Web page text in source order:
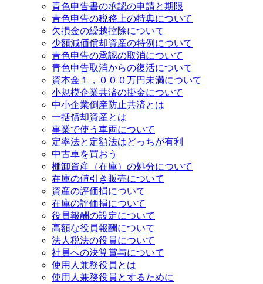
青色申告書の承認の申請と期限
青色申告の税務上の特典について
欠損金の繰越控除について
少額減価償却資産の特例について
青色申告の承認の取消について
青色申告取消からの復活について
資本金１，０００万円未満について
小規模企業共済の掛金について
中小企業倒産防止共済とは
一括償却資産とは
事業で使う車両について
定率法と定額法はどっちが有利
中古車を買おう
棚卸資産（在庫）の処分について
在庫の値引き販売について
資産の評価損について
在庫の評価損について
役員報酬の設定について
高額な役員報酬について
法人税法の役員について
社員への決算賞与について
使用人兼務役員とは
使用人兼務役員とするために